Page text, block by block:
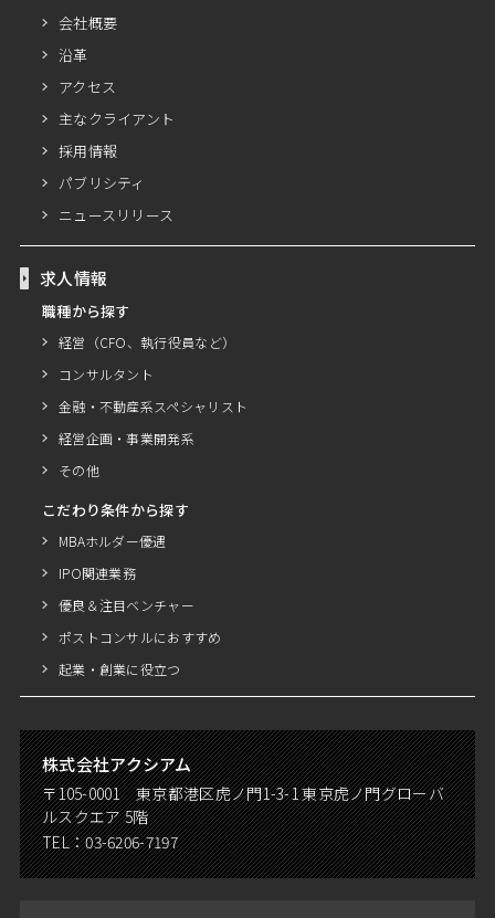
会社概要
沿革
アクセス
主なクライアント
採用情報
パブリシティ
ニュースリリース
求人情報
職種から探す
経営（CFO、執行役員など）
コンサルタント
金融・不動産系スペシャリスト
経営企画・事業開発系
その他
こだわり条件から探す
MBAホルダー優遇
IPO関連業務
優良＆注目ベンチャー
ポストコンサルにおすすめ
起業・創業に役立つ
株式会社アクシアム
〒105-0001 東京都港区虎ノ門1-3-1 東京虎ノ門グローバ
ルスクエア 5階
TEL：03-6206-7197